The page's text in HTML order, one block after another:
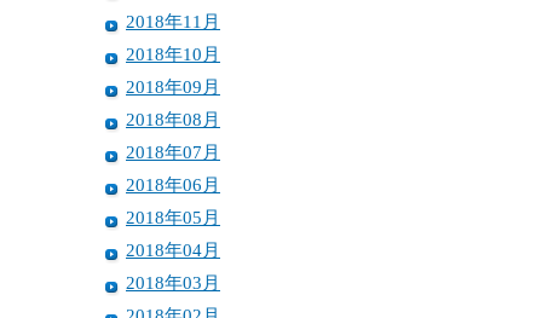
2018年11月
2018年10月
2018年09月
2018年08月
2018年07月
2018年06月
2018年05月
2018年04月
2018年03月